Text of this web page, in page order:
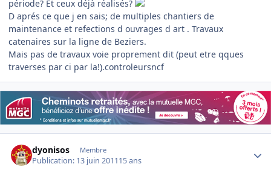
période? Et ceux déjà réalisés?
D aprés ce que j en sais; de multiples chantiers de
maintenance et refections d ouvrages d art . Travaux
catenaires sur la ligne de Beziers.
Mais pas de travaux voie proprement dit (peut etre qques
traverses par ci par la!).controleursncf
dyonisos Membre
Publication: 13 juin 201115 ans